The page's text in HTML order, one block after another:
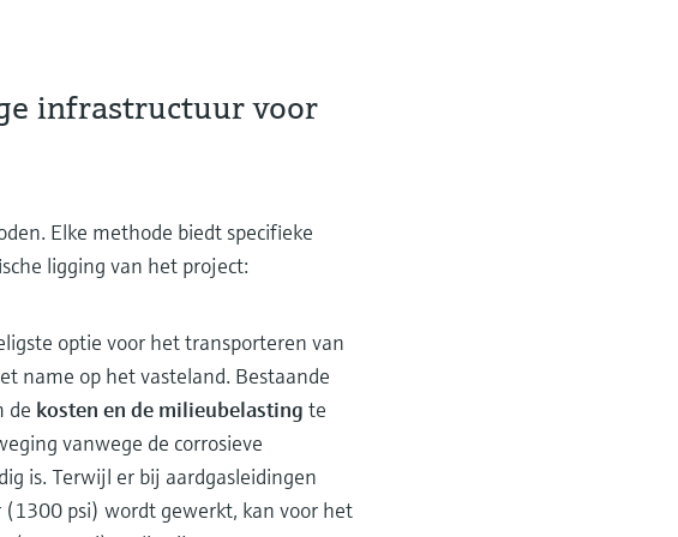
infrastructuur voor
Elke methode biedt specifieke
ligging van het project:
optie voor het transporteren van
name op het vasteland. Bestaande
de kosten en de milieubelasting te
vanwege de corrosieve
is. Terwijl er bij aardgasleidingen
psi) wordt gewerkt, kan voor het